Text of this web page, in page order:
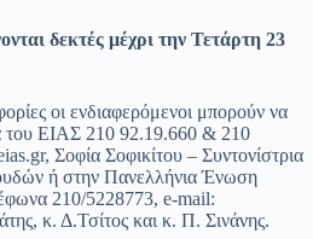
δεκτές μέχρι την Τετάρτη 23
οι ενδιαφερόμενοι μπορούν να
του ΕΙΑΣ 210 92.19.660 & 210
Σοφία Σοφικίτου – Συντονίστρια
ή στην Πανελλήνια Ένωση
210/5228773, e-mail:
κ. Δ.Τσίτος και κ. Π. Σινάνης.